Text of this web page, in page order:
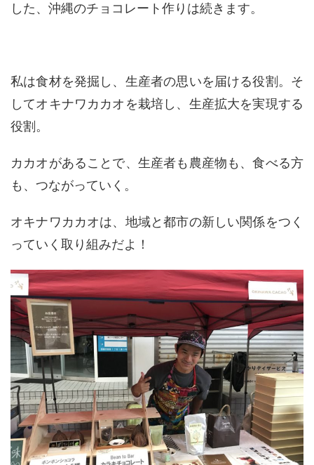
した、沖縄のチョコレート作りは続きます。
私は食材を発掘し、生産者の思いを届ける役割。そ
してオキナワカカオを栽培し、生産拡大を実現する
役割。
カカオがあることで、生産者も農産物も、食べる方
も、つながっていく。
オキナワカカオは、地域と都市の新しい関係をつく
っていく取り組みだよ！